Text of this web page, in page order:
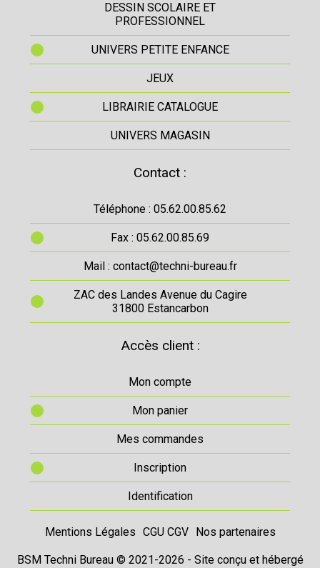
DESSIN SCOLAIRE ET
PROFESSIONNEL
UNIVERS PETITE ENFANCE
JEUX
LIBRAIRIE CATALOGUE
UNIVERS MAGASIN
Contact :
Téléphone : 05.62.00.85.62
Fax : 05.62.00.85.69
Mail : contact@techni-bureau.fr
ZAC des Landes Avenue du Cagire
31800 Estancarbon
Accès client :
Mon compte
Mon panier
Mes commandes
Inscription
Identification
Mentions Légales CGU CGV Nos partenaires
BSM Techni Bureau © 2021-2026 - Site conçu et hébergé